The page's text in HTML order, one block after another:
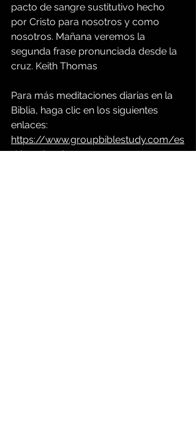
pacto de sangre sustitutivo hecho
por Cristo para nosotros y como
nosotros. Mañana veremos la
segunda frase pronunciada desde la
cruz. Keith Thomas
Para más meditaciones diarias en la
Biblia, haga clic en los siguientes
enlaces:
https://www.groupbiblestudy.com/es
/devotionals